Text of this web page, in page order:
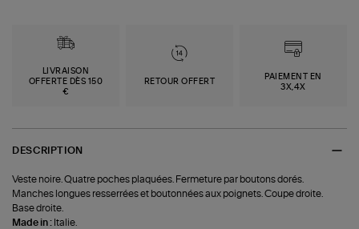
LIVRAISON
OFFERTE DÈS 150
€
RETOUR OFFERT
PAIEMENT EN
3X,4X
DESCRIPTION
Veste noire. Quatre poches plaquées. Fermeture par boutons dorés.
Manches longues resserrées et boutonnées aux poignets. Coupe droite.
Base droite.
Made in : Italie.